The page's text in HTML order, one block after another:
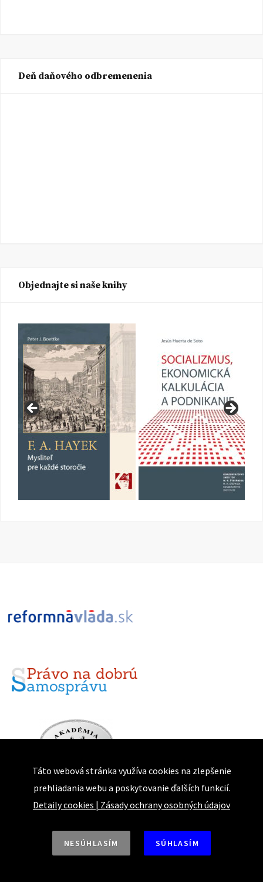
Deň daňového odbremenenia
Objednajte si naše knihy
Táto webová stránka využíva cookies na zlepšenie
prehliadania webu a poskytovanie ďalších funkcií.
Detaily cookies | Zásady ochrany osobných údajov
NESÚHLASÍM SÚHLASÍM